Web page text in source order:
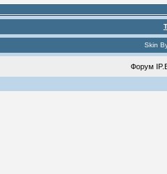
Skin
Форум